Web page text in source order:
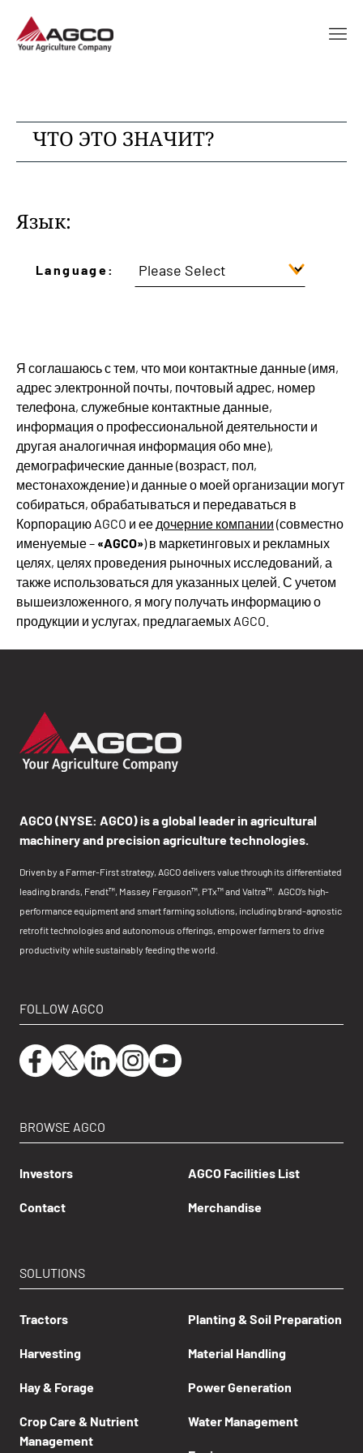
ЧТО ЭТО ЗНАЧИТ?
Язык:
Language:
Я соглашаюсь с тем, что мои контактные данные (имя,
адрес электронной почты, почтовый адрес, номер
телефона, служебные контактные данные,
информация о профессиональной деятельности и
другая аналогичная информация обо мне),
демографические данные (возраст, пол,
местонахождение) и данные о моей организации могут
собираться, обрабатываться и передаваться в
Корпорацию AGCO и ее дочерние компании (совместно
именуемые – «AGCO») в маркетинговых и рекламных
целях, целях проведения рыночных исследований, а
также использоваться для указанных целей. С учетом
вышеизложенного, я могу получать информацию о
продукции и услугах, предлагаемых AGCO.
AGCO (NYSE: AGCO) is a global leader in agricultural
machinery and precision agriculture technologies.
Driven by a Farmer-First strategy, AGCO delivers value through its differentiated
leading brands, Fendt™, Massey Ferguson™, PTx™ and Valtra™. AGCO’s high-
performance equipment and smart farming solutions, including brand-agnostic
retrofit technologies and autonomous offerings, empower farmers to drive
productivity while sustainably feeding the world.
FOLLOW AGCO
BROWSE AGCO
Investors
Contact
AGCO Facilities List
Merchandise
SOLUTIONS
Tractors
Harvesting
Hay & Forage
Crop Care & Nutrient
Management
Planting & Soil Preparation
Material Handling
Power Generation
Water Management